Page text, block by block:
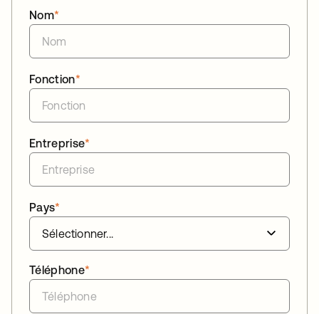
*
Nom
*
Fonction
*
Entreprise
*
Pays
*
Téléphone